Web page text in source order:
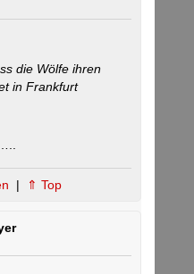
die Wölfe ihren
in Frankfurt
| ⇑ Top